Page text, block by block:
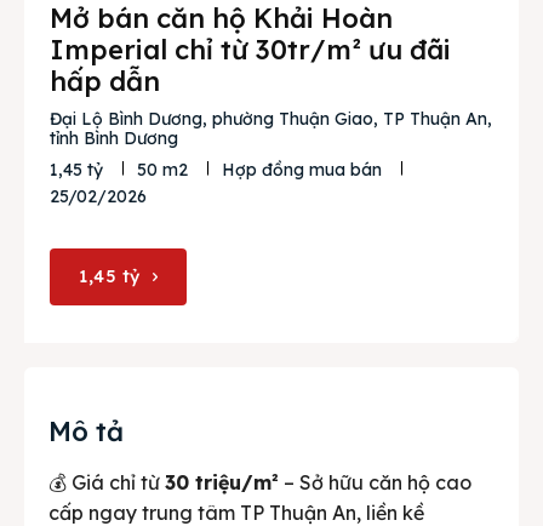
Search
Mở bán căn hộ Khải Hoàn
Imperial chỉ từ 30tr/m² ưu đãi
hấp dẫn
Đại Lộ Bình Dương, phường Thuận Giao, TP Thuận An,
tỉnh Bình Dương
1,45 tỷ
50 m2
Hợp đồng mua bán
25/02/2026
1,45 tỷ
Mô tả
💰 Giá chỉ từ 30 triệu/m² – Sở hữu căn hộ cao
cấp ngay trung tâm TP Thuận An, liền kề